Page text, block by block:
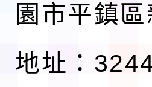
園市平鎮
地址：